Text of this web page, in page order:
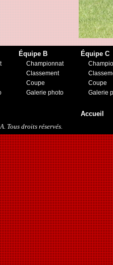
Équipe B
Championnat
Classement
Coupe
Galerie photo
Équipe C
Coupe
Galerie
Accueil
Tous droits réservés.